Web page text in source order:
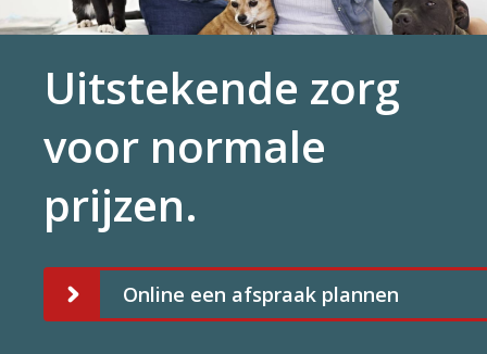
Uitstekende zorg
voor normale
prijzen.
Online een afspraak plannen